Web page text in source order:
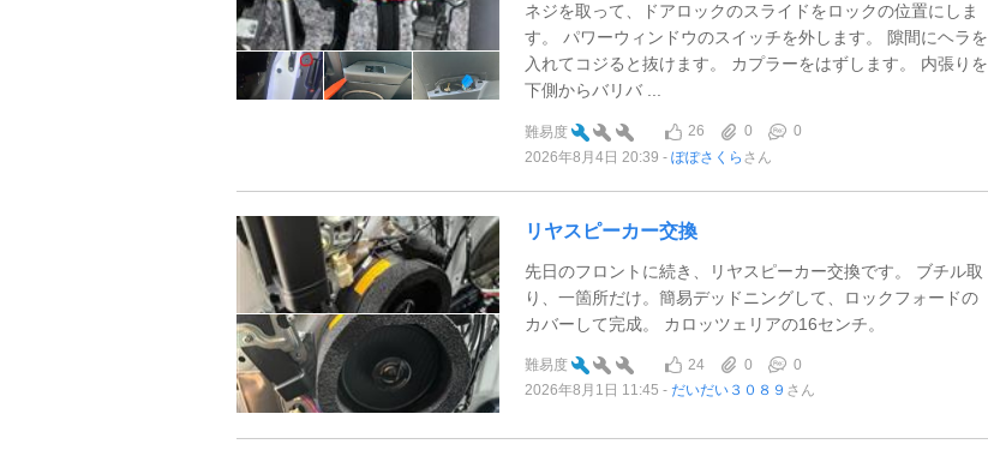
ネジを取って、ドアロックのスライドをロックの位置にしま
す。 パワーウィンドウのスイッチを外します。 隙間にヘラを
入れてコジると抜けます。 カプラーをはずします。 内張りを
下側からバリバ ...
難易度 26 0
0
2026年8月4日 20:39
ぽぽさくら さん
リヤスピーカー交換
先日のフロントに続き、リヤスピーカー交換です。 ブチル取
り、一箇所だけ。簡易デッドニングして、ロックフォードの
カバーして完成。 カロッツェリアの16センチ。
難易度 24 0
0
2026年8月1日 11:45
だいだい３０８９ さん